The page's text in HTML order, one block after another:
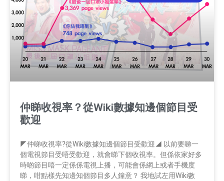
仲睇收視率？從Wiki數據知邊個節目受
歡迎
◤仲睇收視率?從Wiki數據知邊個節目受歡迎◢ 以前要睇一
個電視節目受唔受歡迎，就會睇下個收視率。但係依家好多
時啲節目唔一定係係電視上播，可能會係網上或者手機度
睇，咁點樣先知邊知個節目多人鐘意？ 我地試左用Wiki數